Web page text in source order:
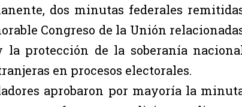
dos minutas federales
Congreso de la Unión
protección de la soberanía
en procesos electorales.
aprobaron por mayoría la